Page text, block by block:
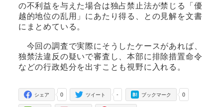
の不利益を与えた場合は独占禁止法が禁じる「優
越的地位の乱用」にあたり得る、との見解を文書
にまとめている。
今回の調査で実際にそうしたケースがあれば、
独禁法違反の疑いで審査し、本部に排除措置命令
などの行政処分を出すことも視野に入れる。
0
シェア -
ツイート 0
ブックマーク